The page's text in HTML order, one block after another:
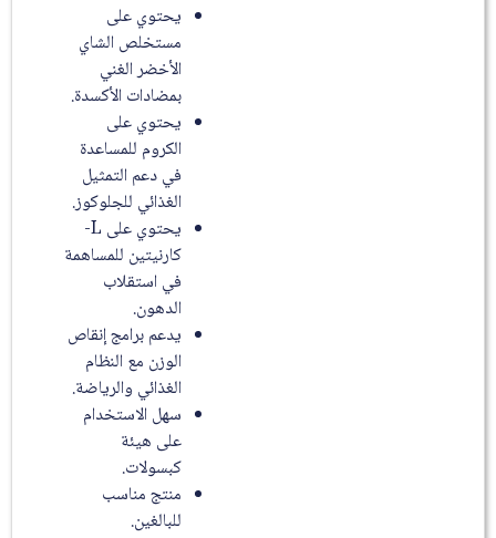
يحتوي على
مستخلص الشاي
الأخضر الغني
بمضادات الأكسدة.
يحتوي على
الكروم للمساعدة
في دعم التمثيل
الغذائي للجلوكوز.
يحتوي على L-
كارنيتين للمساهمة
في استقلاب
الدهون.
يدعم برامج إنقاص
الوزن مع النظام
الغذائي والرياضة.
سهل الاستخدام
على هيئة
كبسولات.
منتج مناسب
للبالغين.